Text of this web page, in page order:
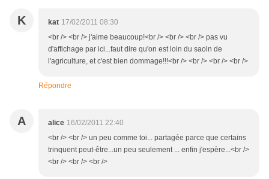
K kat 17/02/2011 08:30
<br /> <br /> j'aime beaucoup!<br /> <br /> <br /> pas vu
d'affichage par ici...faut dire qu'on est loin du saoln de
l'agriculture, et c'est bien dommage!!!<br /> <br /> <br /> <br />
Répondre
A alice 16/02/2011 22:40
<br /> <br /> un peu comme toi... partagée parce que certains
trinquent peut-être...un peu seulement ... enfin j'espère...<br />
<br /> <br /> <br />